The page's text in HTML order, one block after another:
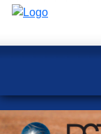
Panneau de